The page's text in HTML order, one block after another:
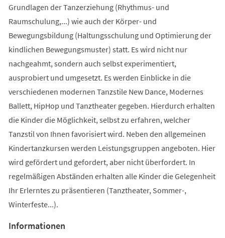
Grundlagen der Tanzerziehung (Rhythmus- und
Raumschulung,...) wie auch der Körper- und
Bewegungsbildung (Haltungsschulung und Optimierung der
kindlichen Bewegungsmuster) statt. Es wird nicht nur
nachgeahmt, sondern auch selbst experimentiert,
ausprobiert und umgesetzt. Es werden Einblicke in die
verschiedenen modernen Tanzstile New Dance, Modernes
Ballett, HipHop und Tanztheater gegeben. Hierdurch erhalten
die Kinder die Möglichkeit, selbst zu erfahren, welcher
Tanzstil von Ihnen favorisiert wird. Neben den allgemeinen
Kindertanzkursen werden Leistungsgruppen angeboten. Hier
wird gefördert und gefordert, aber nicht überfordert. In
regelmäßigen Abständen erhalten alle Kinder die Gelegenheit
Ihr Erlerntes zu präsentieren (Tanztheater, Sommer-,
Winterfeste...).
Informationen